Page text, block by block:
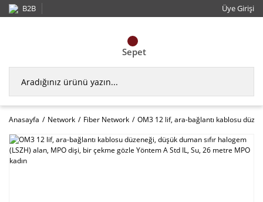
B2B Üye Girişi
Sepet
Anasayfa Network Fiber Network OM3 12 lif, ara-bağlantı kablosu